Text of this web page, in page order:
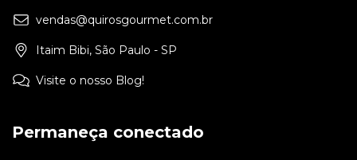
vendas@quirosgourmet.com.br
Itaim Bibi, São Paulo - SP
Visite o nosso Blog!
Permaneça conectado